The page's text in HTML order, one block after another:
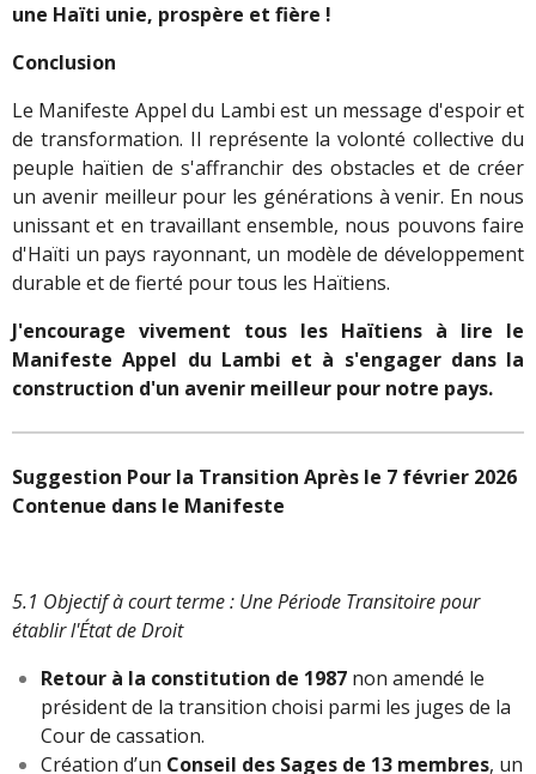
une Haïti unie, prospère et fière !
Conclusion
Le Manifeste Appel du Lambi est un message d'espoir et
de transformation. Il représente la volonté collective du
peuple haïtien de s'affranchir des obstacles et de créer
un avenir meilleur pour les générations à venir. En nous
unissant et en travaillant ensemble, nous pouvons faire
d'Haïti un pays rayonnant, un modèle de développement
durable et de fierté pour tous les Haïtiens.
J'encourage vivement tous les Haïtiens à lire le
Manifeste Appel du Lambi et à s'engager dans la
construction d'un avenir meilleur pour notre pays.
Suggestion Pour la Transition Après le 7 février 2026
Contenue dans le Manifeste
5.1 Objectif à court terme : Une Période Transitoire pour
établir l'État de Droit
Retour à la constitution de 1987 non amendé le
président de la transition choisi parmi les juges de la
Cour de cassation.
Création d’un Conseil des Sages de 13 membres, un